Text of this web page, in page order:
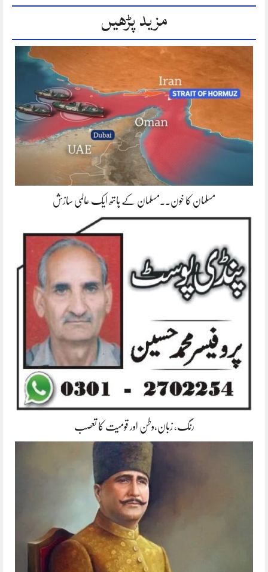
مزید پڑھیں
مسلمان کا خون۔۔مسلمان کے ہاتھ ایک عالمی سازش
رنگ، زبان،وطن اور قومیت کا تعصب